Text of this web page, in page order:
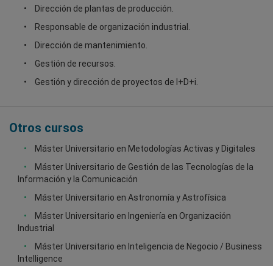
Dirección de plantas de producción.
Responsable de organización industrial.
Dirección de mantenimiento.
Gestión de recursos.
Gestión y dirección de proyectos de I+D+i.
Otros cursos
Máster Universitario en Metodologías Activas y Digitales
Máster Universitario de Gestión de las Tecnologías de la
Información y la Comunicación
Máster Universitario en Astronomía y Astrofísica
Máster Universitario en Ingeniería en Organización
Industrial
Máster Universitario en Inteligencia de Negocio / Business
Intelligence